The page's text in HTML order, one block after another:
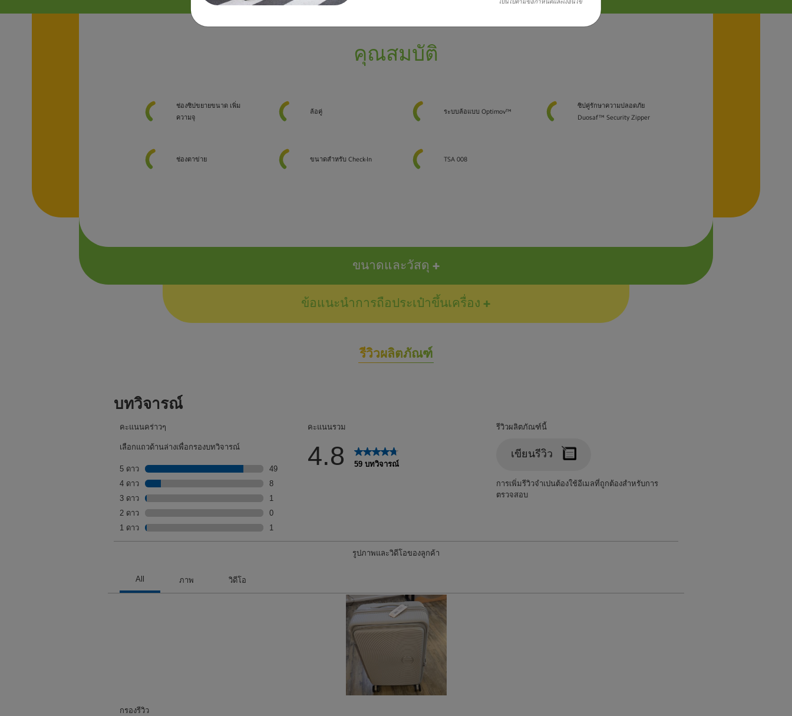
เป็นไปตามข้อกำหนดและเงื่อนไข
คุณสมบัติ
ช่องซิปขยายขนาด เพิ่ม
ความจุ
ล้อคู่ ระบบล้อแบบ Optimov™
ซิปคู่รักษาความปลอดภัย
Duosaf™ Security Zipper
ช่องตาข่าย ขนาดสำหรับ Check-In TSA 008
ขนาดและวัสดุ
ข้อแนะนำการถือประเป๋าขึ้นเครื่อง
รีวิวผลิตภัณฑ์